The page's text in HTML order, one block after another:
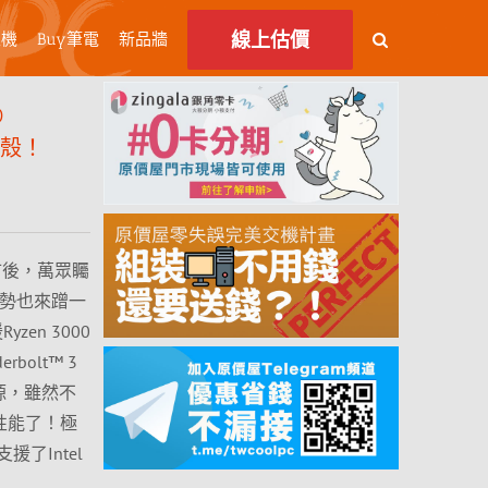
Buy筆電 新品牆 線上估價
！
，萬眾矚
也來蹭一
3000
3
，雖然不
能了！極
援了Intel